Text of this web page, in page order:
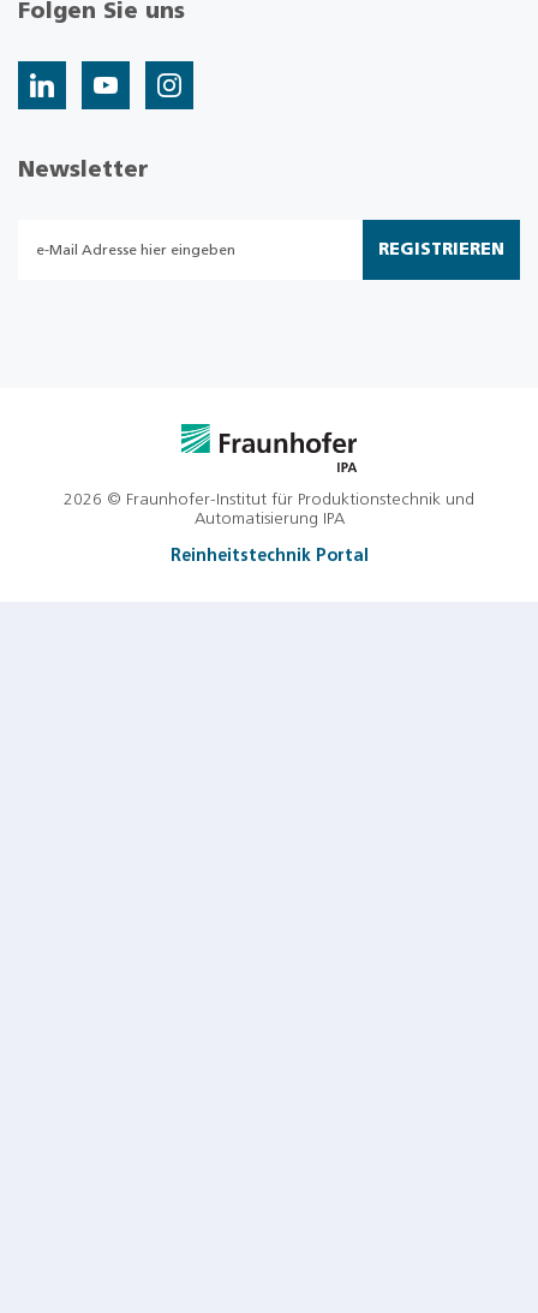
Folgen Sie uns
Newsletter
REGISTRIEREN
2026 © Fraunhofer-Institut für Produktionstechnik und
Automatisierung IPA
Reinheitstechnik Portal